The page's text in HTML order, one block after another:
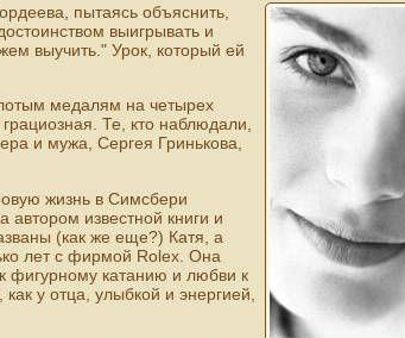
пытаясь объяснить,
выигрывать и
выучить." Урок, который ей
медалям на четырех
Те, кто наблюдали,
и мужа, Сергея Гринькова,
жизнь в Симсбери
автором известной книги и
(как же еще?) Катя, а
лет с фирмой Rolex. Она
к фигурному катанию и любви к
у отца, улыбкой и энергией,